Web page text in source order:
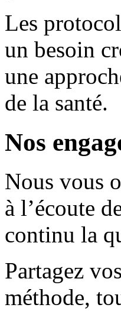
Les
un besoin
une
de la santé.
Nos
Nous vous
à l’écoute
continu la
Partagez
méthode,